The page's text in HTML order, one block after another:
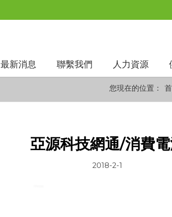
最新消息 聯繫我們 人力資源
您現在的位置：
亞源科技網通/消費
2018-2-1